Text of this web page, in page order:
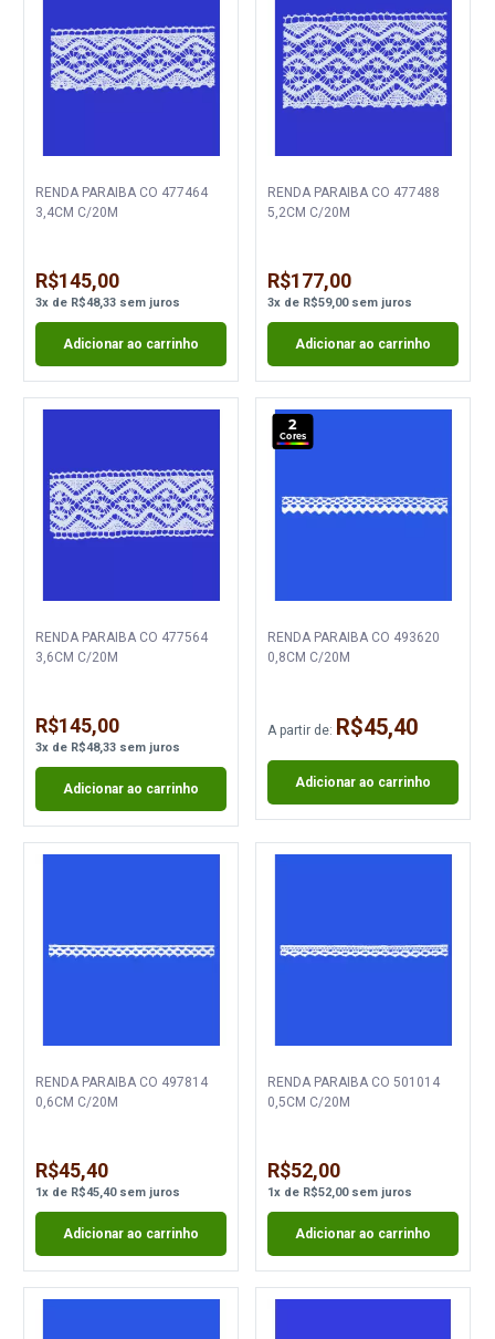
RENDA PARAIBA CO 477464
3,4CM C/20M
R$145,00
3x de R$48,33 sem juros
Adicionar ao carrinho
RENDA PARAIBA CO 477488
5,2CM C/20M
R$177,00
3xde R$59,00sem juros
Adicionar ao carrinho
RENDA PARAIBA CO 477564
3,6CM C/20M
R$145,00
3x de R$48,33 sem juros
Adicionar ao carrinho
2
Cores
RENDA PARAIBA CO 493620
0,8CM C/20M
A partir de: R$45,40
Adicionar ao carrinho
RENDA PARAIBA CO 497814
0,6CM C/20M
R$45,40
1x de R$45,40sem juros
Adicionar ao carrinho
RENDA PARAIBA CO 501014
0,5CM C/20M
R$52,00
1xde R$52,00sem juros
Adicionar ao carrinho